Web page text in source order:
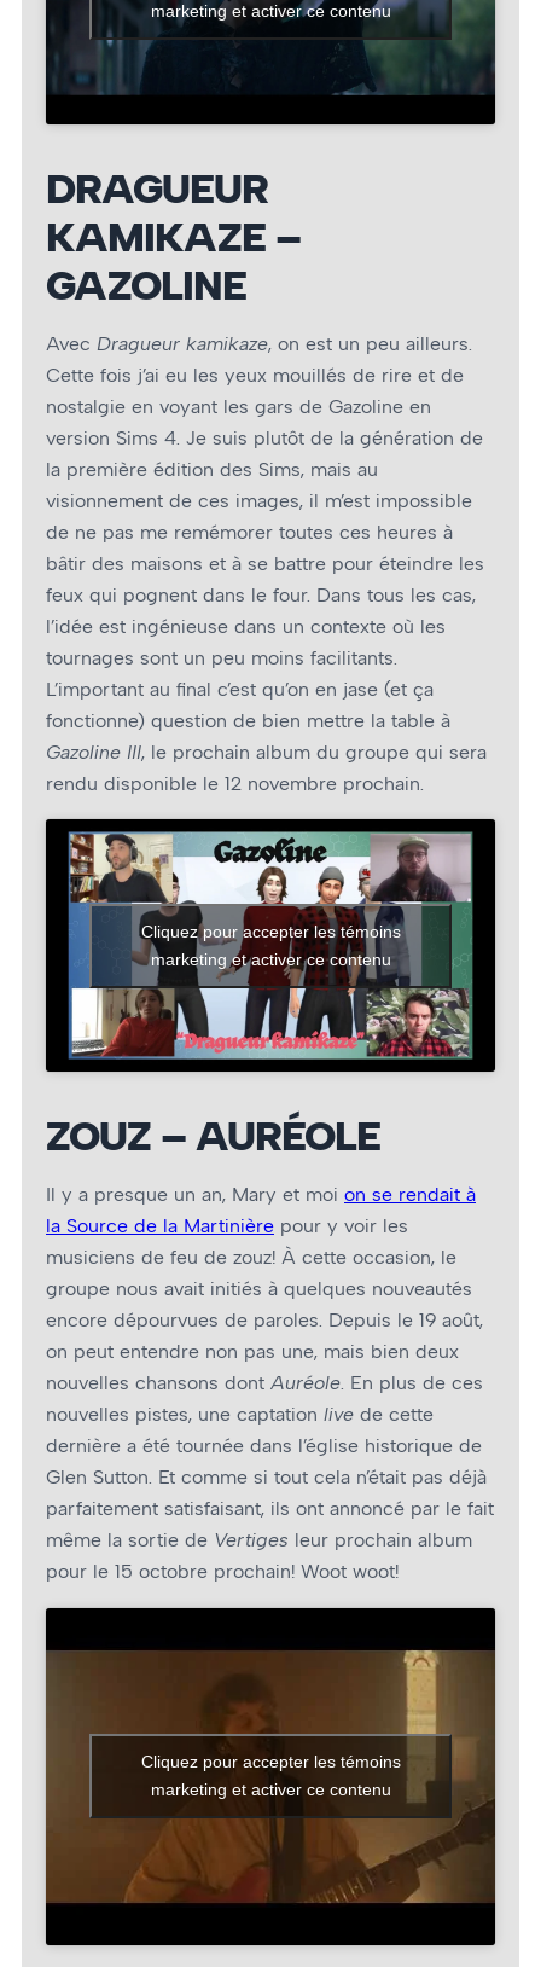
marketing et activer ce contenu
DRAGUEUR
KAMIKAZE –
GAZOLINE
Avec Dragueur kamikaze, on est un peu ailleurs.
Cette fois j’ai eu les yeux mouillés de rire et de
nostalgie en voyant les gars de Gazoline en
version Sims 4. Je suis plutôt de la génération de
la première édition des Sims, mais au
visionnement de ces images, il m’est impossible
de ne pas me remémorer toutes ces heures à
bâtir des maisons et à se battre pour éteindre les
feux qui pognent dans le four. Dans tous les cas,
l’idée est ingénieuse dans un contexte où les
tournages sont un peu moins facilitants.
L’important au final c’est qu’on en jase (et ça
fonctionne) question de bien mettre la table à
Gazoline III, le prochain album du groupe qui sera
rendu disponible le 12 novembre prochain.
Cliquez pour accepter les témoins
marketing et activer ce contenu
ZOUZ – AURÉOLE
Il y a presque un an, Mary et moi on se rendait à
la Source de la Martinière pour y voir les
musiciens de feu de zouz! À cette occasion, le
groupe nous avait initiés à quelques nouveautés
encore dépourvues de paroles. Depuis le 19 août,
on peut entendre non pas une, mais bien deux
nouvelles chansons dont Auréole. En plus de ces
nouvelles pistes, une captation live de cette
dernière a été tournée dans l’église historique de
Glen Sutton. Et comme si tout cela n’était pas déjà
parfaitement satisfaisant, ils ont annoncé par le fait
même la sortie de Vertiges leur prochain album
pour le 15 octobre prochain! Woot woot!
Cliquez pour accepter les témoins
marketing et activer ce contenu